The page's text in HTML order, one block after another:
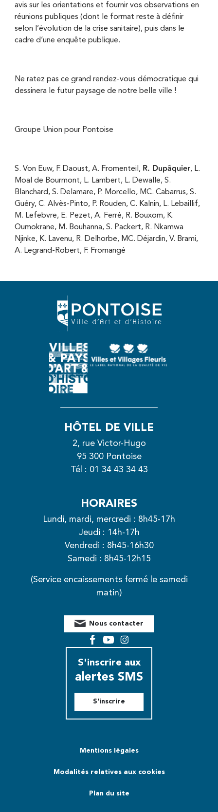
avis sur les orientations et fournir vos observations en
réunions publiques (dont le format reste à définir
selon l’évolution de la crise sanitaire), puis dans le
cadre d’une enquête publique.
Ne ratez pas ce grand rendez-vous démocratique qui
dessinera le futur paysage de notre belle ville !
Groupe Union pour Pontoise
S. Von Euw, F. Daoust, A. Fromenteil, R. Dupâquier, L.
Moal de Bourmont, L. Lambert, L. Dewalle, S.
Blanchard, S. Delamare, P. Morcello, MC. Cabarrus, S.
Guéry, C. Alvès-Pinto, P. Rouden, C. Kalnin, L. Lebaillif,
M. Lefebvre, E. Pezet, A. Ferré, R. Bouxom, K.
Oumokrane, M. Bouhanna, S. Packert, R. Nkamwa
Njinke, K. Lavenu, R. Delhorbe, MC. Déjardin, V. Brami,
A. Legrand-Robert, F. Fromangé
HÔTEL DE VILLE
2, rue Victor-Hugo
95 300 Pontoise
Tél : 01 34 43 34 43
HORAIRES
Lundi, mardi, mercredi : 8h45-17h
Jeudi : 14h-17h
Vendredi : 8h45-16h30
Samedi : 8h45-12h15
(Service encaissements fermé le samedi
matin)
Nous contacter
FacebookYouTubeInstagram
S'inscrire aux
alertes SMS
S'inscrire
Mentions légales
Modalités relatives aux cookies
Plan du site